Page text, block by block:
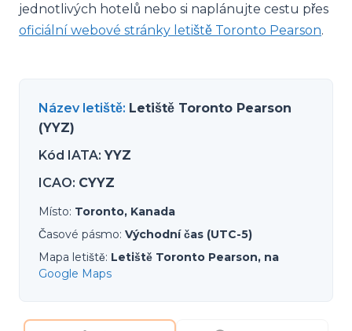
jednotlivých hotelů nebo si naplánujte cestu přes
oficiální webové stránky letiště Toronto Pearson.
Název letiště: Letiště Toronto Pearson
(YYZ)
Kód IATA: YYZ
ICAO: CYYZ
Místo: Toronto, Kanada
Časové pásmo: Východní čas (UTC-5)
Mapa letiště: Letiště Toronto Pearson, na
Google Maps